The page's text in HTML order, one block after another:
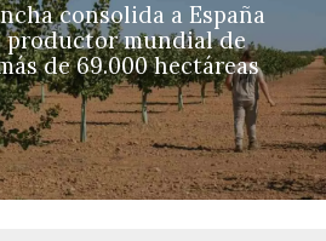
consolida a España
productor mundial de
de 69.000 hectáreas